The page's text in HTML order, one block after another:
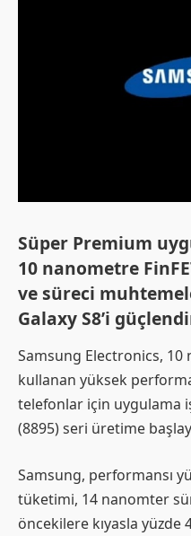
Süper Premium
10 nanometre
ve süreci
Galaxy S8’i
Samsung Electronics, 10
kullanan yüksek
telefonlar için uygulama
(8895) seri üretime
Samsung, performansı
tüketimi, 14 nanomter
öncekilere kıyasla yüzde